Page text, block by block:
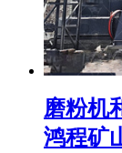
磨粉机
鸿程矿